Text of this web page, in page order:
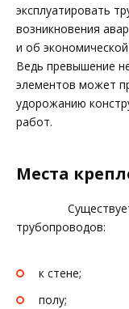
эксплуатировать
возникновения
и об
Ведь превышение
элементов может
удорожанию
работ.
Места
Существует
трубопроводов:
к стене;
полу;